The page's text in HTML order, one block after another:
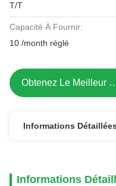
T/T
Capacité À Fournir:
10 /month réglé
Obtenez Le Meilleur
Informations Détaillées
Informations